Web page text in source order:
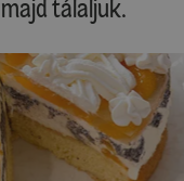
tálaljuk.